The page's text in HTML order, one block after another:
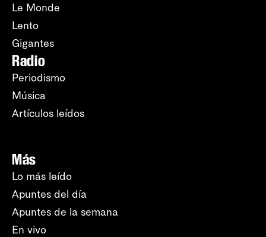
Le Monde
Lento
Gigantes
Radio
Periodismo
Música
Artículos leídos
Más
Lo más leído
Apuntes del día
Apuntes de la semana
En vivo